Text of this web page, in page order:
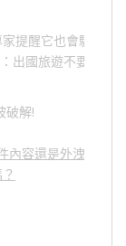
提醒它也會駭人成
出國旅遊不要做的
破解!
內容還是外洩？」,